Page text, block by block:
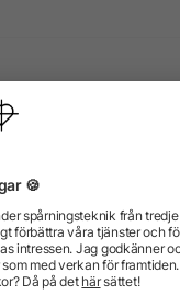
Internationellt